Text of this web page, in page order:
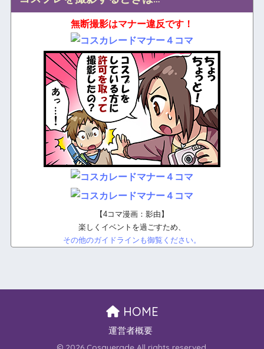
無断撮影はマナー違反です！
【4コマ漫画：影由】
楽しくイベントを過ごすため、
その他のガイドラインも御覧ください。
HOME
運営者概要